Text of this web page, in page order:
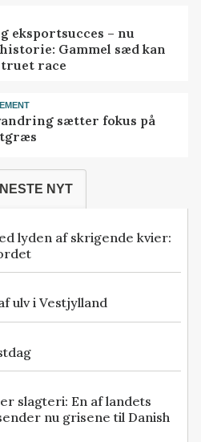
eksportsucces – nu
Gammel sæd kan
race
sætter fokus på
NYT
lyden af skrigende kvier:
ulv i Vestjylland
slagteri: En af landets
nu grisene til Danish